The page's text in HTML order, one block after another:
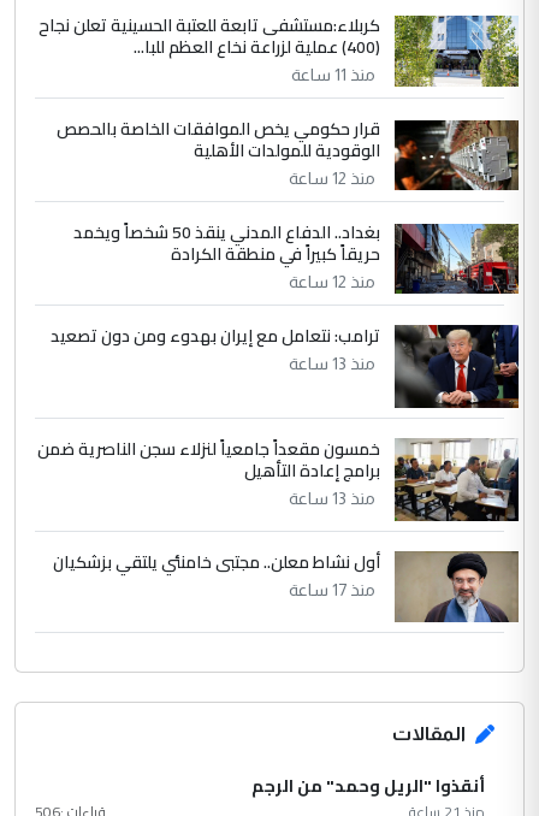
5 يوسف غزوان عصمت
التعليق : بكالوريوس فيزياء طبية متزوج و
زوجتي أيضا بكالوريوس سكني بغداد أرغب في
الموضوع :
السعودية توافق على الاستمرار في
إعطاء 100 منحة دراسية للطلبة العراقيين في
جامعاتها سنويا
كربلاء:مستشفى تابعة للعتبة الحسينية تعلن نجاح
(400) عملية لزراعة نخاع العظم للبا...
منذ 11 ساعة
قرار حكومي يخص الموافقات الخاصة بالحصص
الوقودية للمولدات الأهلية
منذ 12 ساعة
بغداد.. الدفاع المدني ينقذ 50 شخصاً ويخمد
حريقاً كبيراً في منطقة الكرادة
منذ 12 ساعة
ترامب: نتعامل مع إيران بهدوء ومن دون تصعيد
منذ 13 ساعة
خمسون مقعداً جامعياً لنزلاء سجن الناصرية ضمن
برامج إعادة التأهيل
منذ 13 ساعة
أول نشاط معلن.. مجتبى خامنئي يلتقي بزشكيان
منذ 17 ساعة
المقالات
أنقذوا "الريل وحمد" من الرجم